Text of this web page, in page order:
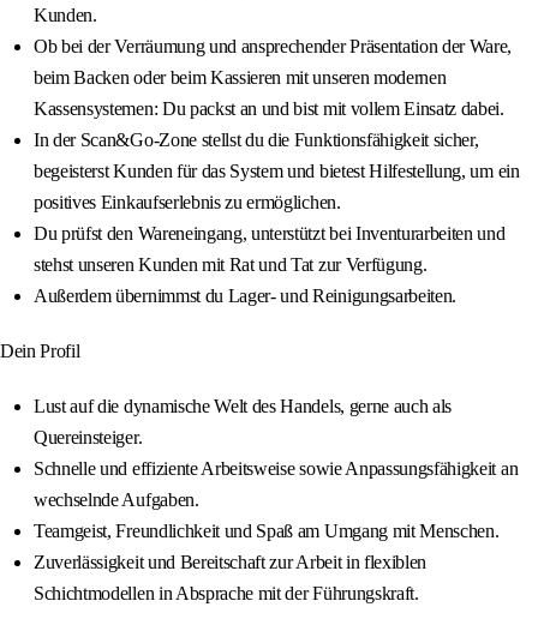
Kunden.
Ob bei der Verräumung und ansprechender Präsentation der Ware,
beim Backen oder beim Kassieren mit unseren modernen
Kassensystemen: Du packst an und bist mit vollem Einsatz dabei.
In der Scan&Go-Zone stellst du die Funktionsfähigkeit sicher,
begeisterst Kunden für das System und bietest Hilfestellung, um ein
positives Einkaufserlebnis zu ermöglichen.
Du prüfst den Wareneingang, unterstützt bei Inventurarbeiten und
stehst unseren Kunden mit Rat und Tat zur Verfügung.
Außerdem übernimmst du Lager- und Reinigungsarbeiten.
Dein Profil
Lust auf die dynamische Welt des Handels, gerne auch als
Quereinsteiger.
Schnelle und effiziente Arbeitsweise sowie Anpassungsfähigkeit an
wechselnde Aufgaben.
Teamgeist, Freundlichkeit und Spaß am Umgang mit Menschen.
Zuverlässigkeit und Bereitschaft zur Arbeit in flexiblen
Schichtmodellen in Absprache mit der Führungskraft.